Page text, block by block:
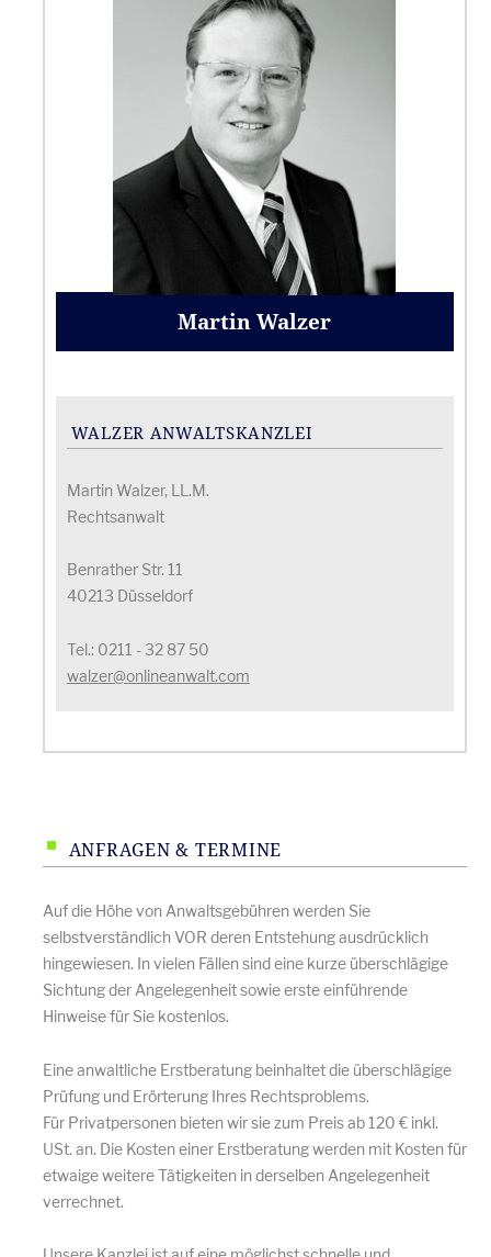
Martin Walzer
WALZER ANWALTSKANZLEI
Martin Walzer, LL.M.
Rechtsanwalt
Benrather Str. 11
40213 Düsseldorf
Tel.: 0211 - 32 87 50
walzer@onlineanwalt.com
ANFRAGEN & TERMINE
Auf die Höhe von Anwaltsgebühren werden Sie
selbstverständlich VOR deren Entstehung ausdrücklich
hingewiesen. In vielen Fällen sind eine kurze überschlägige
Sichtung der Angelegenheit sowie erste einführende
Hinweise für Sie kostenlos.
Eine anwaltliche Erstberatung beinhaltet die überschlägige
Prüfung und Erörterung Ihres Rechtsproblems.
Für Privatpersonen bieten wir sie zum Preis ab 120 € inkl.
USt. an. Die Kosten einer Erstberatung werden mit Kosten für
etwaige weitere Tätigkeiten in derselben Angelegenheit
verrechnet.